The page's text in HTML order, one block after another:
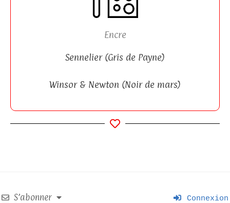
Encre
Sennelier (Gris de Payne)
Winsor & Newton (Noir de mars)
S’abonner Connexion